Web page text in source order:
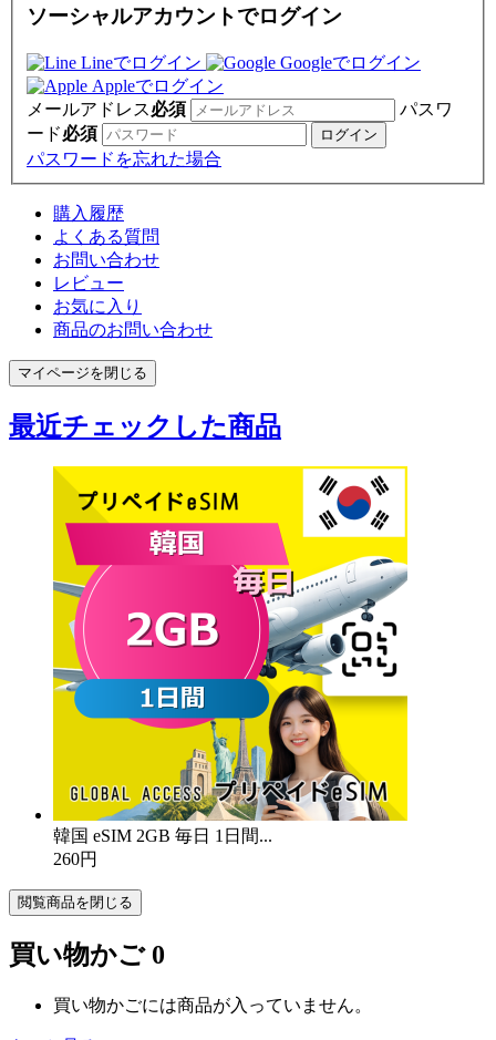
ソーシャルアカウントでログイン
Lineでログイン
Googleでログイン
Appleでログイン
メールアドレス必須
パスワ
ード必須
パスワードを忘れた場合
購入履歴
よくある質問
お問い合わせ
レビュー
お気に入り
商品のお問い合わせ
マイページを閉じる
最近チェックした商品
韓国 eSIM 2GB 毎日 1日間...
260円
閲覧商品を閉じる
買い物かご 0
買い物かごには商品が入っていません。